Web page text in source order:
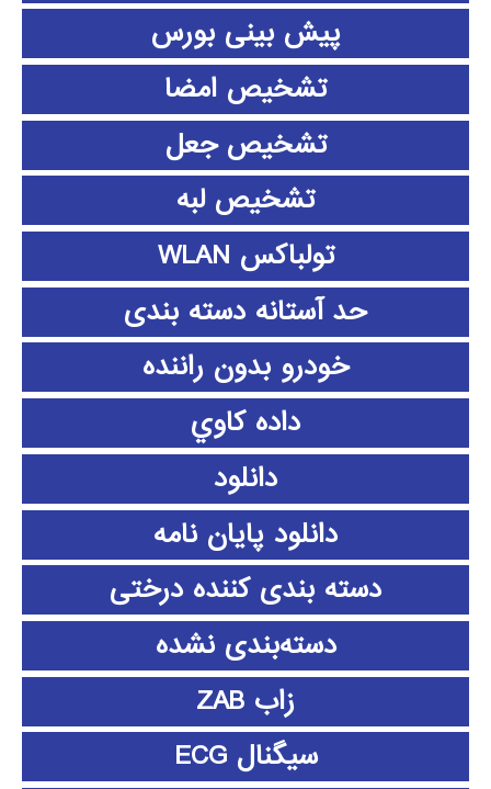
پیش بینی بورس
تشخیص امضا
تشخیص جعل
تشخیص لبه
تولباکس WLAN
حد آستانه دسته بندی
خودرو بدون راننده
داده كاوي
دانلود
دانلود پايان نامه
دسته بندی کننده درختی
دسته‌بندی نشده
زاب ZAB
سیگنال ECG